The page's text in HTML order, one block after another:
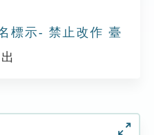
標示- 禁止改作 臺